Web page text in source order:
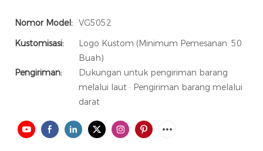
Nomor Model: VG5052
Kustomisasi:
Logo Kustom (Minimum Pemesanan: 50
Buah)
Pengiriman:
Dukungan untuk pengiriman barang
melalui laut · Pengiriman barang melalui
darat